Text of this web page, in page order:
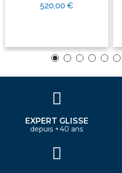
520,00 €
EXPERT GLISSE
depuis +40 ans